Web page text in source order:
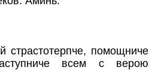
страстотерпче, помощниче
всем с верою